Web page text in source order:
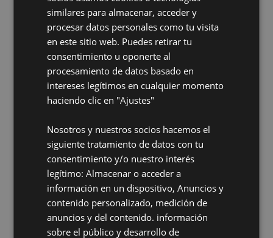
Safety de Dexis Iberica
“Exoesqueletos MATE de la
firma COMAU” Tecnología
para la mejora de la
ergonomía
El pasado día 9 de abril ha sido la presentación de
diseñada ergonómicamente que facilita los
movimientos repetitivos y reduce esfuerzo,
gracias a un soporte ligero para todas las
posturas del operario, transpirable y...
Leer mas
similares para almacenar, acceder y
procesar datos personales como tu visita
en este sitio web. Puedes retirar tu
consentimiento u oponerte al
procesamiento de datos basado en
intereses legítimos en cualquier momento
haciendo clic en "Ajustes"
Nosotros y nuestros socios hacemos el
siguiente tratamiento de datos con tu
consentimiento y/o nuestro interés
legítimo: Almacenar o acceder a
información en un dispositivo, Anuncios y
contenido personalizado, medición de
anuncios y del contenido. información
sobre el público y desarrollo de